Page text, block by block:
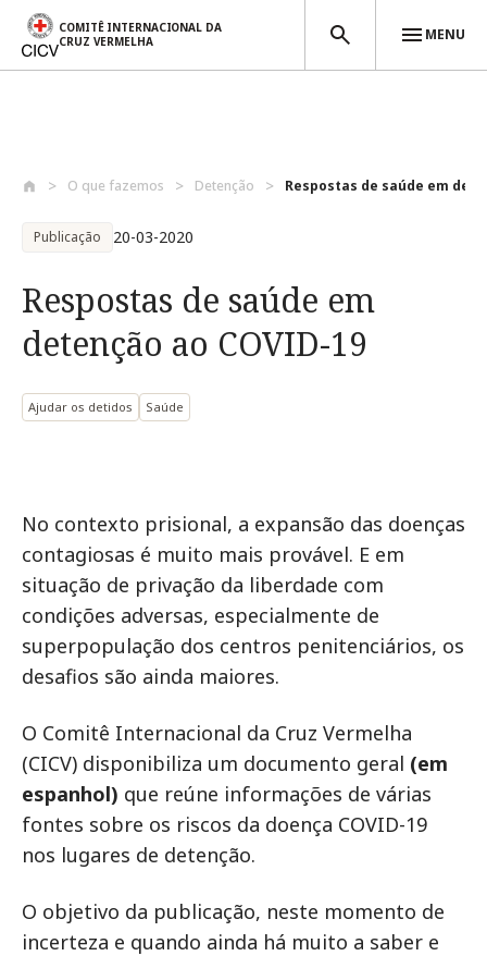
COMITÊ INTERNACIONAL DA
CRUZ VERMELHA
MENU
O que fazemos Detenção Respostas de saúde em
Publicação 20-03-2020
Respostas de saúde em
detenção ao COVID-19
Ajudar os detidos Saúde
No contexto prisional, a expansão das doenças
contagiosas é muito mais provável. E em
situação de privação da liberdade com
condições adversas, especialmente de
superpopulação dos centros penitenciários, os
desafios são ainda maiores.
O Comitê Internacional da Cruz Vermelha
(CICV) disponibiliza um documento geral (em
espanhol) que reúne informações de várias
fontes sobre os riscos da doença COVID-19
nos lugares de detenção.
O objetivo da publicação, neste momento de
incerteza e quando ainda há muito a saber e